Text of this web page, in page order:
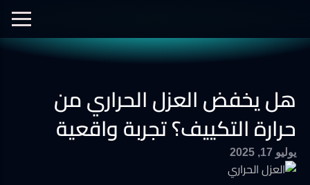
نانو سيراميك
أفلام الحماية
العزل الحراري
هل يخفض العزل الحراري من
حرارة التكييف؟ تجربة واقعية
يوليو 17, 2025